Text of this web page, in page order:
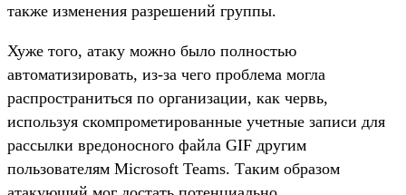
также изменения разрешений группы.
Хуже того, атаку можно было полностью
автоматизировать, из-за чего проблема могла
распространиться по организации, как червь,
используя скомпрометированные учетные записи для
рассылки вредоносного файла GIF другим
пользователям Microsoft Teams. Таким образом